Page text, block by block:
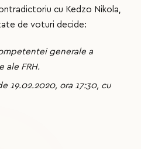
cu Kedzo Nikola,
de voturi decide:
generale a
ale FRH.
19.02.2020, ora 17:30, cu